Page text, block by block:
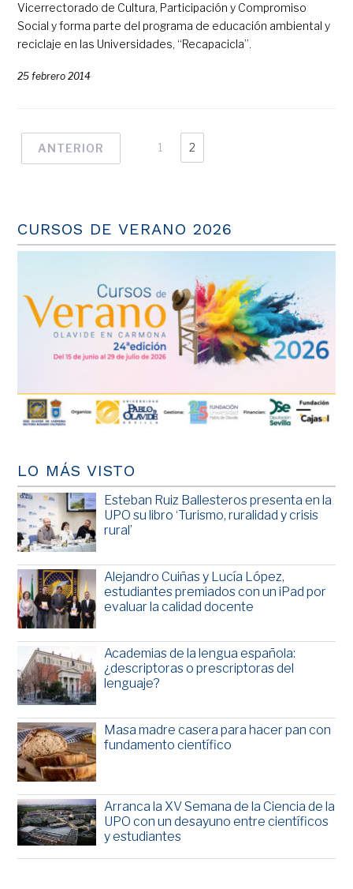
Vicerrectorado de Cultura, Participación y Compromiso
Social y forma parte del programa de educación ambiental y
reciclaje en las Universidades, “Recapacicla”.
25 febrero 2014
ANTERIOR 1 2
CURSOS DE VERANO 2026
LO MÁS VISTO
Esteban Ruiz Ballesteros presenta en la
UPO su libro ‘Turismo, ruralidad y crisis
rural’
Alejandro Cuiñas y Lucía López,
estudiantes premiados con un iPad por
evaluar la calidad docente
Academias de la lengua española:
¿descriptoras o prescriptoras del
lenguaje?
Masa madre casera para hacer pan con
fundamento científico
Arranca la XV Semana de la Ciencia de la
UPO con un desayuno entre científicos
y estudiantes